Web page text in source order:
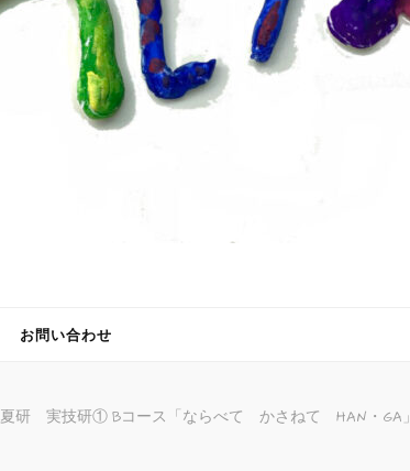
お問い合わせ
夏研 実技研① Bコース「ならべて かさねて HAN・GA」